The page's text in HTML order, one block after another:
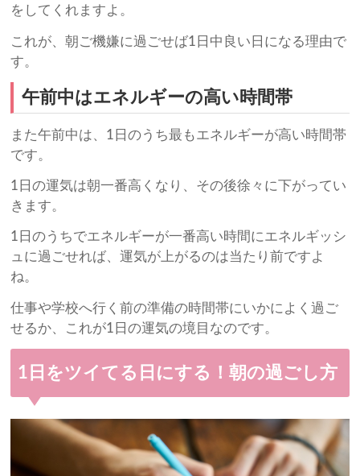
をしてくれますよ。
これが、朝ご機嫌に過ごせば1日中良い日になる理由で
す。
午前中はエネルギーの高い時間帯
また午前中は、1日のうち最もエネルギーが高い時間帯
です。
1日の運気は朝一番高くなり、その後徐々に下がってい
きます。
1日のうちでエネルギーが一番高い時間にエネルギッシ
ュに過ごせれば、運気が上がるのは当たり前ですよ
ね。
仕事や学校へ行く前の準備の時間帯にいかによく過ご
せるか、これが1日の運気の境目なのです。
1日をツイてる日にする！朝の過ごし方